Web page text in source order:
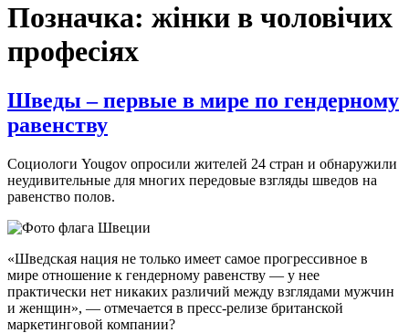
Позначка: жінки в чоловічих
професіях
Шведы – первые в мире по гендерному
равенству
Социологи Yougov опросили жителей 24 стран и обнаружили
неудивительные для многих передовые взгляды шведов на
равенство полов.
«Шведская нация не только имеет самое прогрессивное в
мире отношение к гендерному равенству — у нее
практически нет никаких различий между взглядами мужчин
и женщин», — отмечается в пресс-релизе британской
маркетинговой компании?